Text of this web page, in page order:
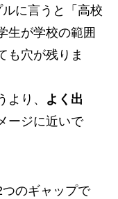
に言うと「高校
生が学校の範囲
も穴が残りま
り、 よく出
ージに近いで
のギャップで